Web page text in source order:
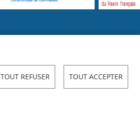
TOUT REFUSER TOUT ACCEPTER